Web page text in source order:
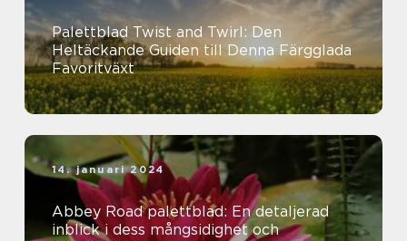
Palettblad Twist and Twirl: Den
Heltäckande Guiden till Denna Färgglada
Favoritväxt
14. januari 2024
Abbey Road palettblad: En detaljerad
inblick i dess mångsidighet och